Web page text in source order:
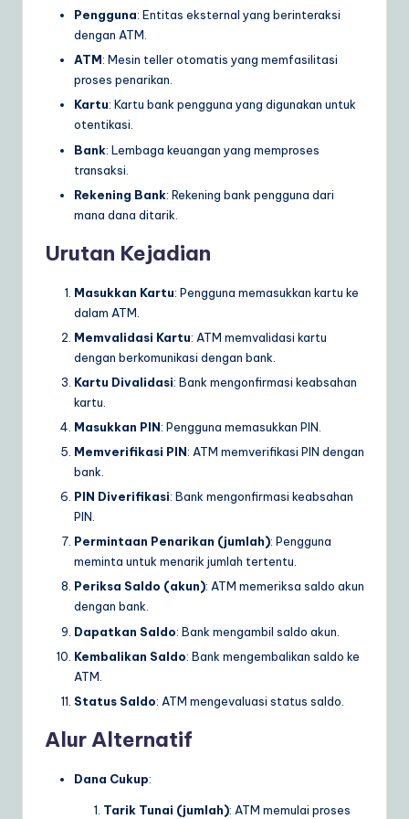
Pengguna: Entitas eksternal yang berinteraksi
dengan ATM.
ATM: Mesin teller otomatis yang memfasilitasi
proses penarikan.
Kartu: Kartu bank pengguna yang digunakan untuk
otentikasi.
Bank: Lembaga keuangan yang memproses
transaksi.
Rekening Bank: Rekening bank pengguna dari
mana dana ditarik.
Urutan Kejadian
Masukkan Kartu: Pengguna memasukkan kartu ke
dalam ATM.
Memvalidasi Kartu: ATM memvalidasi kartu
dengan berkomunikasi dengan bank.
Kartu Divalidasi: Bank mengonfirmasi keabsahan
kartu.
Masukkan PIN: Pengguna memasukkan PIN.
Memverifikasi PIN: ATM memverifikasi PIN dengan
bank.
PIN Diverifikasi: Bank mengonfirmasi keabsahan
PIN.
Permintaan Penarikan (jumlah): Pengguna
meminta untuk menarik jumlah tertentu.
Periksa Saldo (akun): ATM memeriksa saldo akun
dengan bank.
Dapatkan Saldo: Bank mengambil saldo akun.
Kembalikan Saldo: Bank mengembalikan saldo ke
ATM.
Status Saldo: ATM mengevaluasi status saldo.
Alur Alternatif
Dana Cukup:
Tarik Tunai (jumlah): ATM memulai proses